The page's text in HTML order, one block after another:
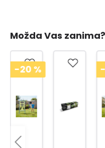
Možda Vas zanima?
-20